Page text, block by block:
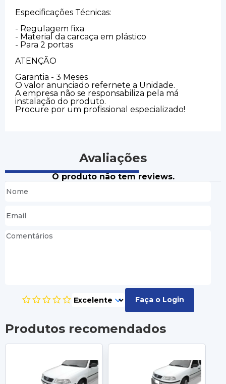
Especificações Técnicas:
- Regulagem fixa
- Material da carcaça em plástico
- Para 2 portas
ATENÇÃO
Garantia - 3 Meses
O valor anunciado refernete a Unidade.
A empresa não se responsabiliza pela má
instalação do produto.
Procure por um profissional especializado!
Avaliações
O produto não tem reviews.
Faça o Login
Produtos recomendados